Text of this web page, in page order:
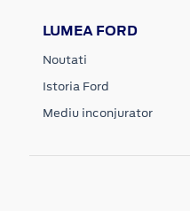
LUMEA FORD
Noutati
Istoria Ford
Mediu inconjurator